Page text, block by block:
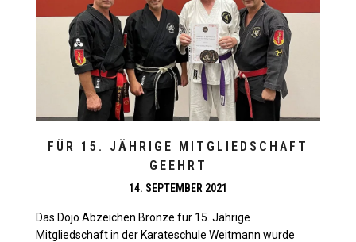
FÜR 15. JÄHRIGE MITGLIEDSCHAFT
GEEHRT
14. SEPTEMBER 2021
Das Dojo Abzeichen Bronze für 15. Jährige
Mitgliedschaft in der Karateschule Weitmann wurde